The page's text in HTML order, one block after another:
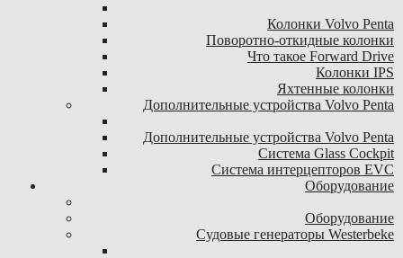
Колонки Volvo Penta
Поворотно-откидные колонки
Что такое Forward Drive
Колонки IPS
Яхтенные колонки
Дополнительные устройства Volvo Penta
Дополнительные устройства Volvo Penta
Система Glass Cockpit
Система интерцепторов EVC
Оборудование
Оборудование
Судовые генераторы Westerbeke